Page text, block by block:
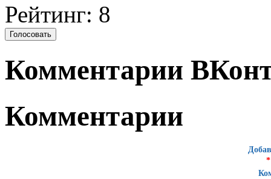
Рейтинг: 8
Комментарии
Комментарии
*